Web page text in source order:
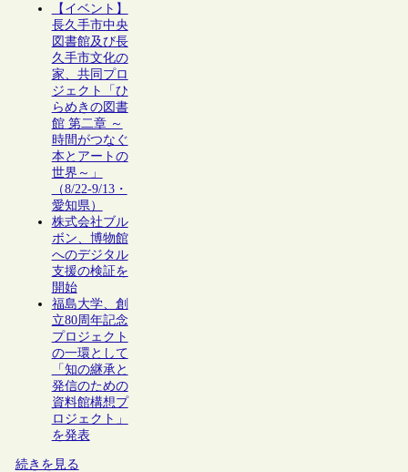
【イベント】
長久手市中央
図書館及び長
久手市文化の
家、共同プロ
ジェクト「ひ
らめきの図書
館 第二章 ～
時間がつなぐ
本とアートの
世界～」
（8/22-9/13・
愛知県）
株式会社ブル
ボン、博物館
へのデジタル
支援の検証を
開始
福島大学、創
立80周年記念
プロジェクト
の一環として
「知の継承と
発信のための
資料館構想プ
ロジェクト」
を発表
続きを見る